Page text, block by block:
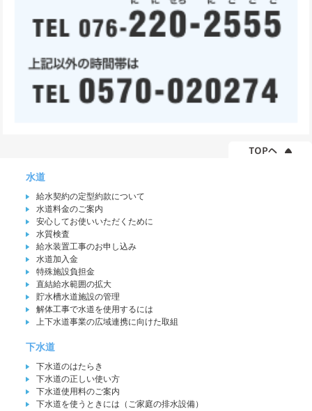
水道
給水契約の定型約款について
水道料金のご案内
安心してお使いいただくために
水質検査
給水装置工事のお申し込み
水道加入金
特殊施設負担金
直結給水範囲の拡大
貯水槽水道施設の管理
解体工事で水道を使用するには
上下水道事業の広域連携に向けた取組
下水道
下水道のはたらき
下水道の正しい使い方
下水道使用料のご案内
下水道を使うときには（ご家庭の排水設備）